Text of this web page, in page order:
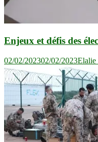
Enjeux et défis des
02/02/202302/02/2023Elalie